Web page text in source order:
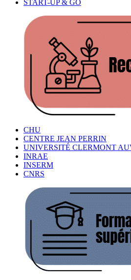
START-UP & GO
CHU
CENTRE JEAN PERRIN
UNIVERSITÉ CLERMONT
INRAE
INSERM
CNRS